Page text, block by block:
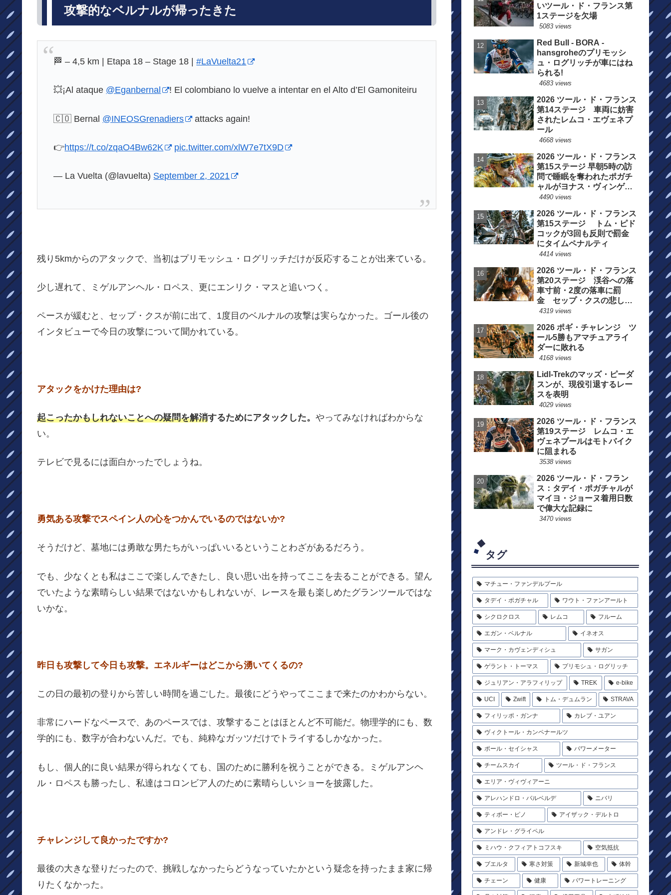
攻撃的なベルナルが帰ったきた
🏁 – 4,5 km | Etapa 18 – Stage 18 |#LaVuelta21
💥¡Al ataque @Eganbernal ! El colombiano lo vuelve a intentar en el Alto d’El Gamoniteiru
🇨🇴 Bernal @INEOSGrenadiers attacks again!
👉https://t.co/zqaO4Bw62K pic.twitter.com/xlW7e7tX9D
— La Vuelta (@lavuelta) September 2, 2021
残り5kmからのアタックで、当初はプリモッシュ・ログリッチだけが反応することが出来ている。
少し遅れて、ミゲルアンヘル・ロペス、更にエンリク・マスと追いつく。
ペースが緩むと、セップ・クスが前に出て、1度目のベルナルの攻撃は実らなかった。ゴール後の
インタビューで今日の攻撃について聞かれている。
アタックをかけた理由は?
起こったかもしれないことへの疑問を解消するためにアタックした。 やってみなければわからな
い。
テレビで見るには面白かったでしょうね。
勇気ある攻撃でスペイン人の心をつかんでいるのではないか?
そうだけど、墓地には勇敢な男たちがいっぱいいるということわざがあるだろう。
でも、少なくとも私はここで楽しんできたし、良い思い出を持ってここを去ることができる。望ん
でいたような素晴らしい結果ではないかもしれないが、レースを最も楽しめたグランツールではな
いかな。
昨日も攻撃して今日も攻撃。エネルギーはどこから湧いてくるの?
この日の最初の登りから苦しい時間を過ごした。最後にどうやってここまで来たのかわからない。
非常にハードなペースで、あのペースでは、攻撃することはほとんど不可能だ。物理学的にも、数
学的にも、数字が合わないんだ。でも、純粋なガッツだけでトライするしかなかった。
もし、個人的に良い結果が得られなくても、国のために勝利を祝うことができる。ミゲルアンヘ
ル・ロペスも勝ったし、私達はコロンビア人のために素晴らしいショーを披露した。
チャレンジして良かったですか?
最後の大きな登りだったので、挑戦しなかったらどうなっていたかという疑念を持ったまま家に帰
りたくなかった。
いツール・ド・フランス第
1ステージを欠場
5083 views
Red Bull - BORA -
hansgroheのプリモッシ
ュ・ログリッチが車にはね
られる!
4683 views
2026 ツール・ド・フランス
第14ステージ 車両に妨害
されたレムコ・エヴェネプ
ール
4668 views
2026 ツール・ド・フランス
第15ステージ 早朝5時の訪
問で睡眠を奪われたポガチ
ャルがヨナス・ヴィンゲゴ
ーの離脱を惜しむ
4490 views
2026 ツール・ド・フランス
第15ステージ トム・ピド
コックが3回も反則で罰金
にタイムペナルティ
4414 views
2026 ツール・ド・フランス
第20ステージ 渓谷への落
車寸前・2度の落車に罰
金 セップ・クスの悲しい
一日
4319 views
2026 ポギ・チャレンジ ツ
ール5勝もアマチュアライ
ダーに敗れる
4168 views
Lidl-Trekのマッズ・ピーダ
スンが、現役引退するレー
スを表明
4029 views
2026 ツール・ド・フランス
第19ステージ レムコ・エ
ヴェネプールはモトバイク
に阻まれる
3538 views
2026 ツール・ド・フラン
ス：タデイ・ポガチャルが
マイヨ・ジョーヌ着用日数
で偉大な記録に
3470 views
タグ
マチュー・ファンデルプール
タデイ・ポガチャル ワウト・ファンアールト
シクロクロス レムコ フルーム
エガン・ベルナル イネオス
マーク・カヴェンディシュ サガン
ゲラント・トーマス プリモシュ・ログリッチ
ジュリアン・アラフィリップ TREK e-bike
UCI Zwift トム・デュムラン STRAVA
フィリッポ・ガンナ カレブ・ユアン
ヴィクトール・カンペナールツ
ポール・セイシャス パワーメーター
チームスカイ ツール・ド・フランス
エリア・ヴィヴィアーニ
アレハンドロ・バルベルデ ニバリ
ティボー・ピノ アイザック・デルトロ
アンドレ・グライペル
ミハウ・クフィアトコフスキ 空気抵抗
ブエルタ 寒さ対策 新城幸也 体幹
チェーン 健康 パワートレーニング